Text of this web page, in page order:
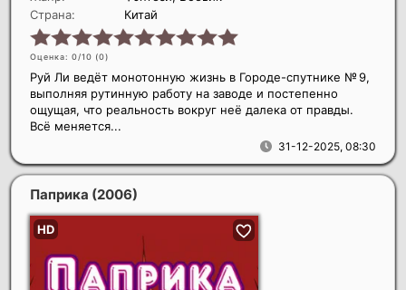
Страна:
Китай
Оценка: 0/10 (0)
31-12-2025, 08:30
Руй Ли ведёт монотонную жизнь в Городе-спутнике № 9,
выполняя рутинную работу на заводе и постепенно
ощущая, что реальность вокруг неё далека от правды.
Всё меняется...
Паприка (2006)